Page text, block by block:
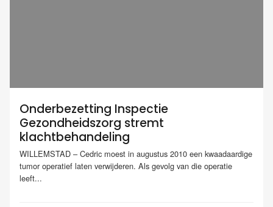
Onderbezetting Inspectie
Gezondheidszorg stremt
klachtbehandeling
WILLEMSTAD – Cedric moest in augustus 2010 een kwaadaardige
tumor operatief laten verwijderen. Als gevolg van die operatie
leeft...